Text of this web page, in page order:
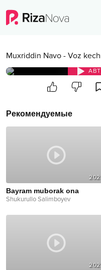
Muxriddin Navo - Voz
Рекомендуемые
Bayram muborak ona
Shukurullo Salimboyev